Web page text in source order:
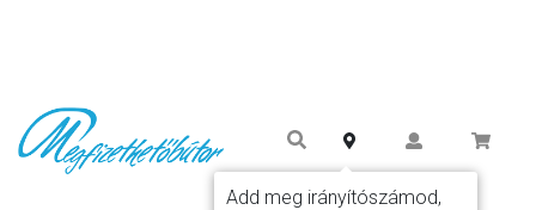
Add meg irányítószámod,